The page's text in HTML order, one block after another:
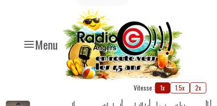
Menu
Vitesse : 1x 1.5x 2x